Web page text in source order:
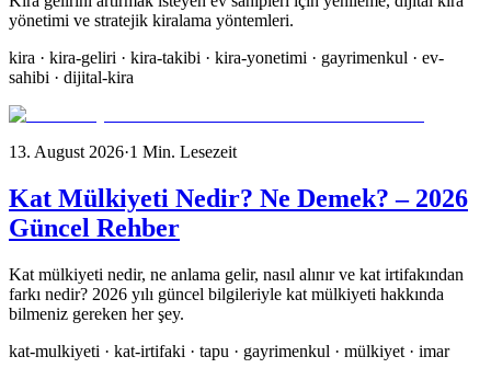
yönetimi ve stratejik kiralama yöntemleri.
kira · kira-geliri · kira-takibi · kira-yonetimi · gayrimenkul · ev-
sahibi · dijital-kira
13. August 2026·1 Min. Lesezeit
Kat Mülkiyeti Nedir? Ne Demek? – 2026
Güncel Rehber
Kat mülkiyeti nedir, ne anlama gelir, nasıl alınır ve kat irtifakından
farkı nedir? 2026 yılı güncel bilgileriyle kat mülkiyeti hakkında
bilmeniz gereken her şey.
kat-mulkiyeti · kat-irtifaki · tapu · gayrimenkul · mülkiyet · imar